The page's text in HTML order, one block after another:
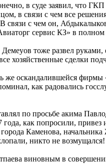
в суде заявил, что
в связи с чем все
В связи с чем он,
сервис КЗ» в полном
тоже развел
хозяйственные сделки
оскандалившейся фирмы
как радовались
по просьбе акима
года, как попросили,
Каменова,
никто не возмущался!
виновным в